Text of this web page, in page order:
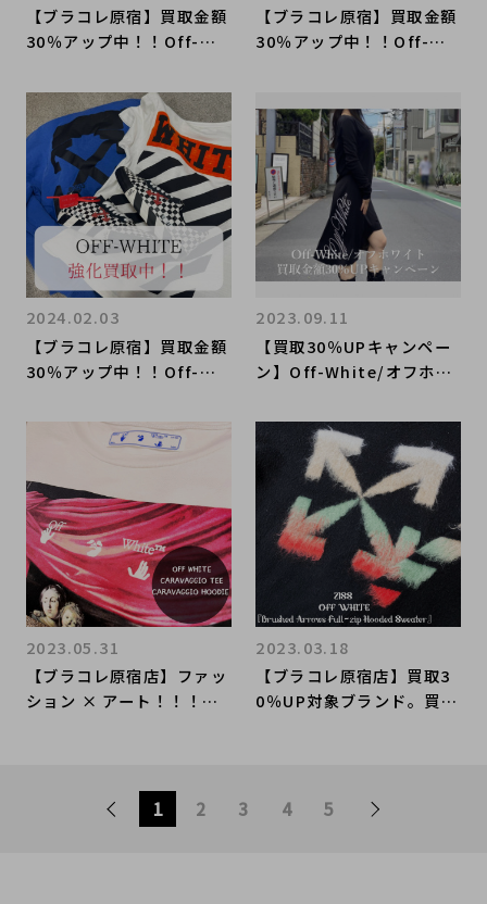
【ブラコレ原宿】買取金額
30％アップ中！！Off-Wh
介！！
【ブラコレ原宿】買取金額
30％アップ中！！Off-Wh
【ブラコレ原宿】買取金額
30％アップ中！！Off-Wh
レクト原宿店にお任せくだ
2024.02.03
【買取30％UPキャンペー
ン】Off-White/オフホワ
を買取入荷致しました。商
品紹介と高価買取ポイント
のご紹介です。
2023.09.11
【ブラコレ原宿店】ファッ
ション × アート！！！OF
2023.05.31
【ブラコレ原宿店】買取3
0％UP対象ブランド。買取
2023.03.18
1 2 3 4 5